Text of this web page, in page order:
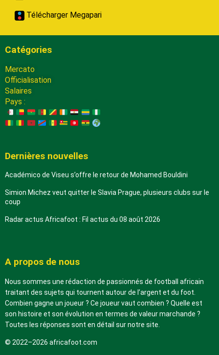
Télécharger Megapari
Catégories
Mercato
Officialisation
Salaires
Pays :
Dernières nouvelles
Académico de Viseu s’offre le retour de Mohamed Bouldini
Simion Michez veut quitter le Slavia Prague, plusieurs clubs sur le
coup
Radar actus Africafoot : Fil actus du 08 août 2026
A propos de nous
Nous sommes une rédaction de passionnés de football africain
traitant des sujets qui tournent autour de l’argent et du foot.
Combien gagne un joueur ? Ce joueur vaut combien ? Quelle est
son histoire et son évolution en termes de valeur marchande ?
Toutes les réponses sont en détail sur notre site.
© 2022–2026 africafoot.com